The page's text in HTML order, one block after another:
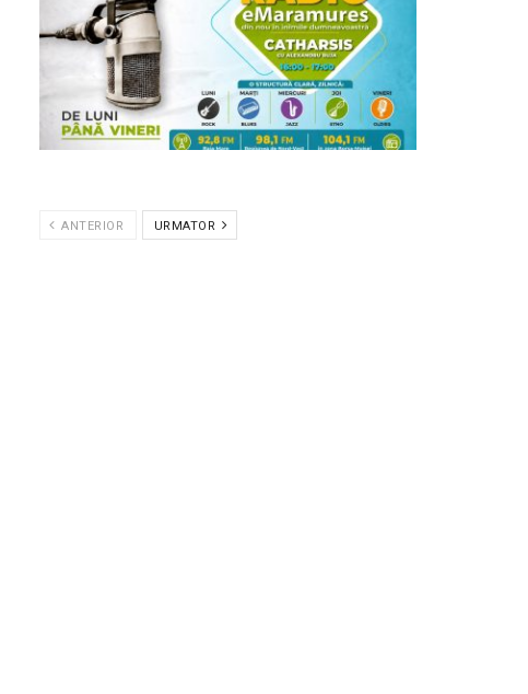
ANTERIOR URMATOR